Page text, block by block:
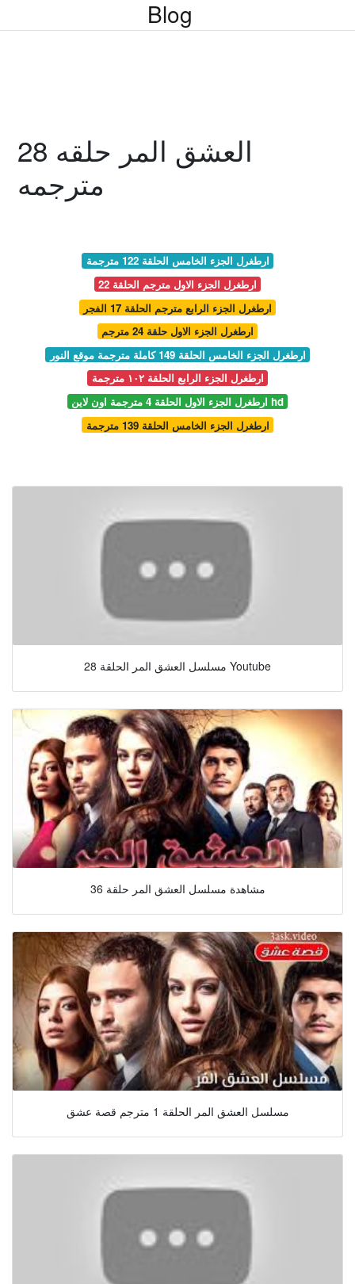
Blog
العشق المر حلقه 28
مترجمه
ارطغرل الجزء الخامس الحلقة 122 مترجمة
ارطغرل الجزء الاول مترجم الحلقة 22
ارطغرل الجزء الرابع مترجم الحلقة 17 الفجر
ارطغرل الجزء الاول حلقة 24 مترجم
ارطغرل الجزء الخامس الحلقة 149 كاملة مترجمة موقع النور
ارطغرل الجزء الرابع الحلقة ١٠٢ مترجمة
ارطغرل الجزء الاول الحلقة 4 مترجمة اون لاين hd
ارطغرل الجزء الخامس الحلقة 139 مترجمة
مسلسل العشق المر الحلقة 28 Youtube
مشاهدة مسلسل العشق المر حلقة 36
مسلسل العشق المر الحلقة 1 مترجم قصة عشق